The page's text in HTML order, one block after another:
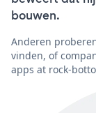
bouwen.
Anderen
vinden, of
apps at rock-